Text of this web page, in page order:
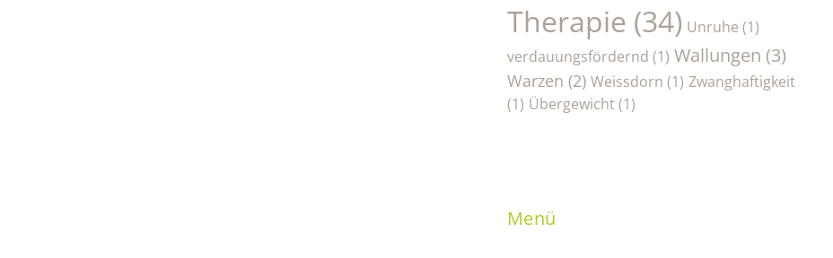
Therapie (34) Unruhe (1)
verdauungsfördernd (1) Wallungen (3)
Warzen (2) Weissdorn (1) Zwanghaftigkeit
(1) Übergewicht(1)
Menü